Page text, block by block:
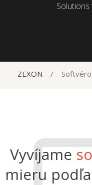
ZEXON /
Vyvíjame
mieru